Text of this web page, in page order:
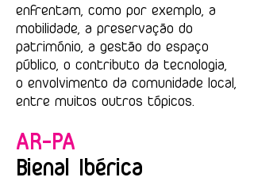
enfrentam, como por exemplo, a
mobilidade, a preservação do
património, a gestão do espaço
público, o contributo da tecnologia,
o envolvimento da comunidade local,
entre muitos outros tópicos.
AR-PA
Bienal Ibérica